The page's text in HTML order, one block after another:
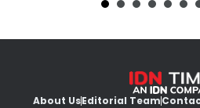
About UsEditorial Team